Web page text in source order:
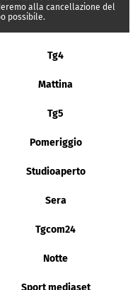
alla cancellazione del
possibile.
Tg4
Mattina
Tg5
Pomeriggio
Studioaperto
Sera
Tgcom24
Notte